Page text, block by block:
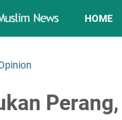
HOME